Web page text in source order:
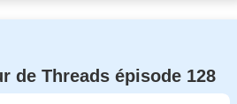
de Threads épisode 128